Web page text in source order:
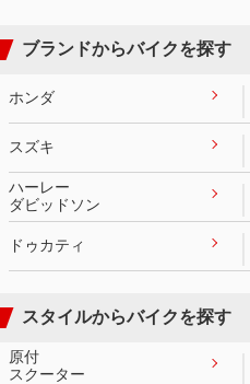
ブランドからバイクを探す
ホンダ
スズキ
ハーレー
ダビッドソン
ドゥカティ
スタイルからバイクを探す
原付
スクーター